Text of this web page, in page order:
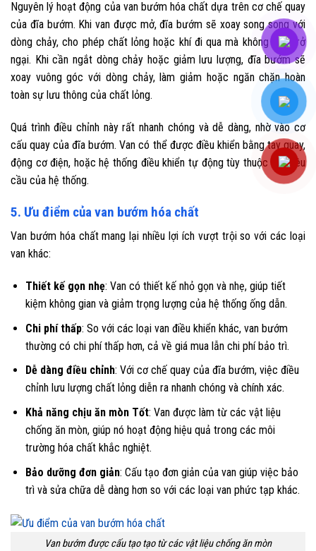
Nguyên lý hoạt động của van bướm hóa chất dựa trên cơ chế quay
của đĩa bướm. Khi van được mở, đĩa bướm sẽ xoay song song với
dòng chảy, cho phép chất lỏng hoặc khí đi qua mà không gặp trở
ngại. Khi cần ngắt dòng chảy hoặc giảm lưu lượng, đĩa bướm sẽ
xoay vuông góc với dòng chảy, làm giảm hoặc ngăn chặn hoàn
toàn sự lưu thông của chất lỏng.
Quá trình điều chỉnh này rất nhanh chóng và dễ dàng, nhờ vào cơ
cấu quay của đĩa bướm. Van có thể được điều khiển bằng tay quay,
động cơ điện, hoặc hệ thống điều khiển tự động tùy thuộc vào yêu
cầu của hệ thống.
5. Ưu điểm của van bướm hóa chất
Van bướm hóa chất mang lại nhiều lợi ích vượt trội so với các loại
van khác:
Thiết kế gọn nhẹ: Van có thiết kế nhỏ gọn và nhẹ, giúp tiết
kiệm không gian và giảm trọng lượng của hệ thống ống dẫn.
Chi phí thấp: So với các loại van điều khiển khác, van bướm
thường có chi phí thấp hơn, cả về giá mua lẫn chi phí bảo trì.
Dễ dàng điều chỉnh: Với cơ chế quay của đĩa bướm, việc điều
chỉnh lưu lượng chất lỏng diễn ra nhanh chóng và chính xác.
Khả năng chịu ăn mòn Tốt: Van được làm từ các vật liệu
chống ăn mòn, giúp nó hoạt động hiệu quả trong các môi
trường hóa chất khắc nghiệt.
Bảo dưỡng đơn giản: Cấu tạo đơn giản của van giúp việc bảo
trì và sửa chữa dễ dàng hơn so với các loại van phức tạp khác.
Van bướm được cấu tạo tạo từ các vật liệu chống ăn mòn